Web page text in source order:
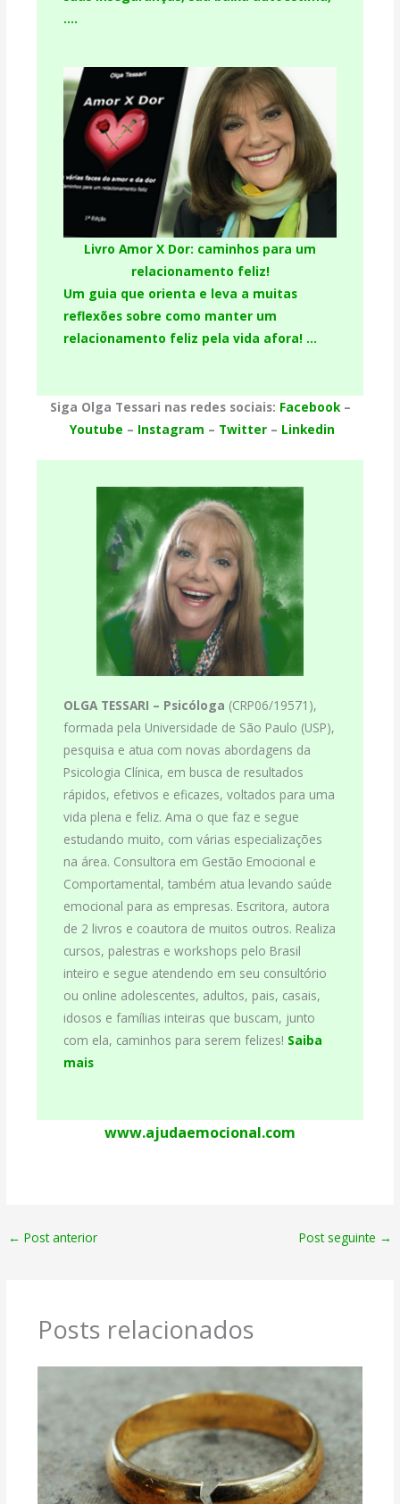
….
Livro Amor X Dor: caminhos para um
relacionamento feliz!
Um guia que orienta e leva a muitas
reflexões sobre como manter um
relacionamento feliz pela vida afora! …
Siga Olga Tessari nas redes sociais: Facebook–
Youtube – Instagram – Twitter– Linkedin
OLGA TESSARI – Psicóloga (CRP06/19571),
formada pela Universidade de São Paulo (USP),
pesquisa e atua com novas abordagens da
Psicologia Clínica, em busca de resultados
rápidos, efetivos e eficazes, voltados para uma
vida plena e feliz. Ama o que faz e segue
estudando muito, com várias especializações
na área. Consultora em Gestão Emocional e
Comportamental, também atua levando saúde
emocional para as empresas. Escritora, autora
de 2 livros e coautora de muitos outros. Realiza
cursos, palestras e workshops pelo Brasil
inteiro e segue atendendo em seu consultório
ou online adolescentes, adultos, pais, casais,
idosos e famílias inteiras que buscam, junto
com ela, caminhos para serem felizes! Saiba
mais
www.ajudaemocional.com
← Post anterior Post seguinte →
Posts relacionados